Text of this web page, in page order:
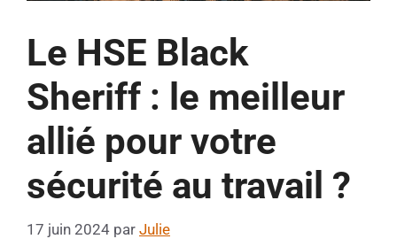
Le HSE Black
Sheriff : le meilleur
allié pour votre
sécurité au travail ?
17 juin 2024 par Julie